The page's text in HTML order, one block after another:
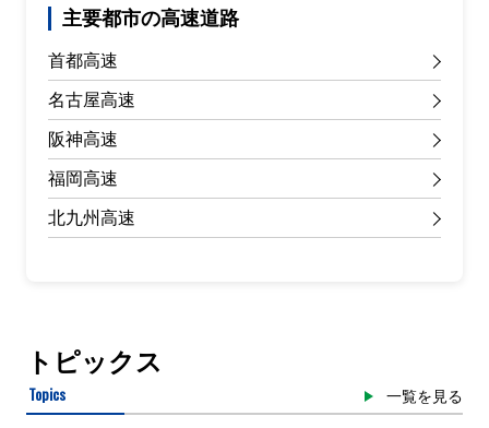
主要都市の高速道路
首都高速
名古屋高速
阪神高速
福岡高速
北九州高速
トピックス
Topics 一覧を見る